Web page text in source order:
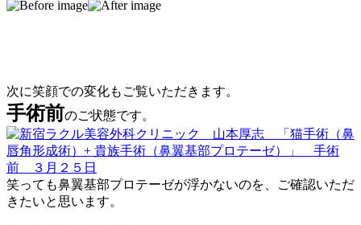
次に笑顔での変化もご覧いただきます。
手術前のご状態です。
笑っても鼻翼基部プロテーゼが浮かないのを、ご確認いただ
きたいと思います。